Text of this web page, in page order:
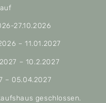
27.10.2026
– 11.01.2027
– 10.2.2027
– 05.04.2027
geschlossen.